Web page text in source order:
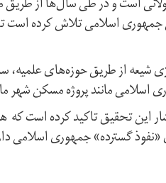
اسلامی تلاش کرده است
شیعه از طریق حوزه‌های
اسلامی مانند پروژه مسکن شهر
این تحقیق تاکید کرده است که
گسترده» جمهوری اسلامی